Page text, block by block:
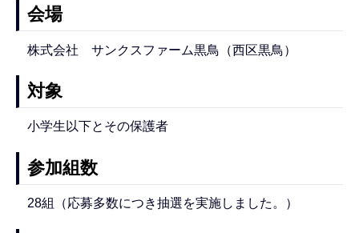
会場
株式会社 サンクスファーム黒鳥（西区黒鳥）
対象
小学生以下とその保護者
参加組数
28組（応募多数につき抽選を実施しました。）